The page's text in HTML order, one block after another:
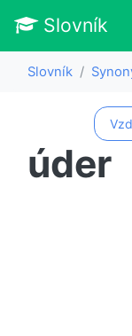
Slovník
Slovník
úder